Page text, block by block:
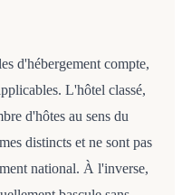
d'hébergement compte,
L'hôtel classé,
d'hôtes au sens du
distincts et ne sont pas
national. À l'inverse,